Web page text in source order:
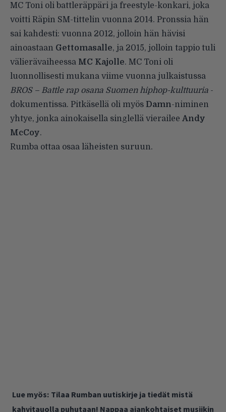
MC Toni oli battleräppäri ja freestyle-konkari, joka
voitti Räpin SM-tittelin vuonna 2014. Pronssia hän
sai kahdesti: vuonna 2012, jolloin hän hävisi
ainoastaan Gettomasalle, ja 2015, jolloin tappio tuli
välierävaiheessa MC Kajolle. MC Toni oli
luonnollisesti mukana viime vuonna julkaistussa
BROS – Battle rap osana Suomen hiphop-kulttuuria -
dokumentissa. Pitkäsellä oli myös Damn-niminen
yhtye, jonka ainokaisella singlellä vierailee Andy
McCoy.
Rumba ottaa osaa läheisten suruun.
Lue myös: Tilaa Rumban uutiskirje ja tiedät mistä
kahvitauolla puhutaan! Nappaa ajankohtaiset musiikin